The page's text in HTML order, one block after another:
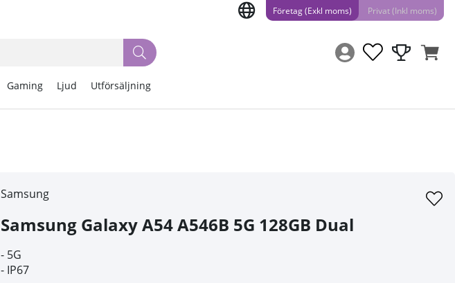
Företag (Exkl moms) Privat (Inkl moms)
Gaming Ljud Utförsäljning
Samsung
Samsung Galaxy A54 A546B 5G 128GB Dual
- 5G
- IP67